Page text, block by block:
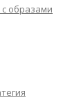
образами